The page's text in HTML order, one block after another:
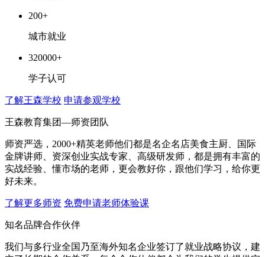
200+
城市就业
320000+
学子认可
了解王森学校 申请参观学校
王森教育集团—师资团队
师资严选，2000+精英老师他们都是名企名店美食主厨、国际
金牌讲师、资深创业实战专家、高级研发师，都是拥有丰富的
实战经验、懂市场的老师，更会教好你，跟他们学习，给你更
好未来。
了解更多师资 免费申请老师体验课
知名品牌合作伙伴
我们与多行业全国乃至海外知名企业签订了就业战略协议，建